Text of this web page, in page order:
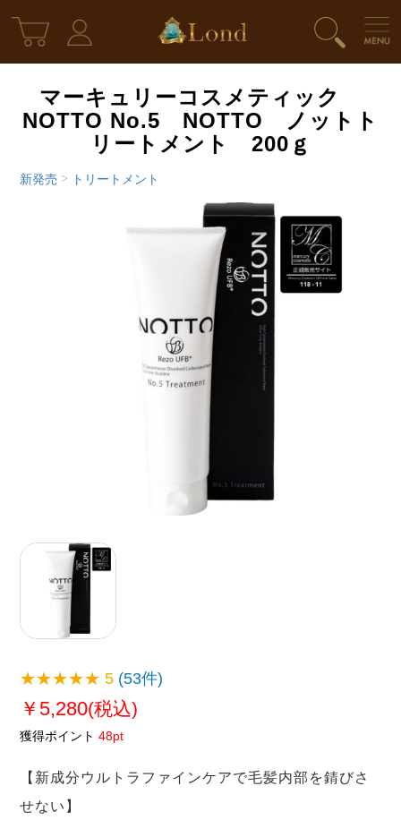
マーキュリーコスメティック
NOTTO No.5 NOTTO ノットト
リートメント 200ｇ
新発売 > トリートメント
★★★★★5 (53件)
￥5,280(税込)
獲得ポイント 48pt
【新成分ウルトラファインケアで毛髪内部を錆びさ
せない】